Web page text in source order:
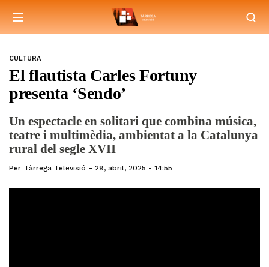
CULTURA
El flautista Carles Fortuny
presenta ‘Sendo’
Un espectacle en solitari que combina música,
teatre i multimèdia, ambientat a la Catalunya
rural del segle XVII
Per Tàrrega Televisió 29, abril, 2025 - 14:55